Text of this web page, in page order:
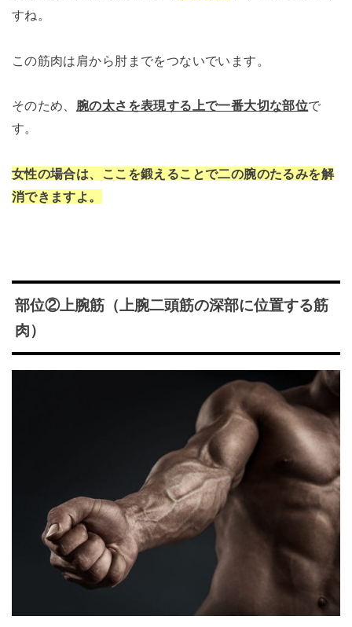
すね。
この筋肉は肩から肘までをつないでいます。
そのため、 腕の太さを表現する上で一番大切な部位で
す。
女性の場合は、ここを鍛えることで二の腕のたるみを解
消できますよ。
部位②上腕筋（上腕二頭筋の深部に位置する筋
肉）